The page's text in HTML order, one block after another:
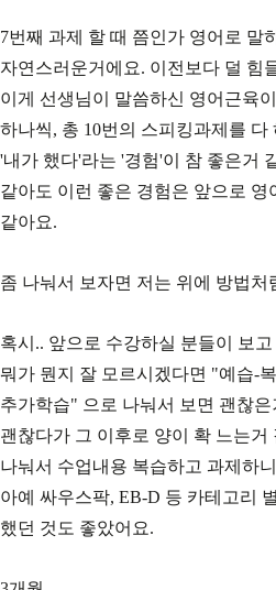
7번째 과제 할 때 쯤인가 영어로 말
자연스러운거에요. 이전보다 덜 힘
이게 선생님이 말씀하신 영어근육
하나씩, 총 10번의 스피킹과제를 다
'내가 했다'라는 '경험'이 참 좋은거
같아도 이런 좋은 경험은 앞으로 영
같아요.
좀 나눠서 보자면 저는 위에 방법처
혹시.. 앞으로 수강하실 분들이 보
뭐가 뭔지 잘 모르시겠다면 "예습-
추가학습" 으로 나눠서 보면 괜찮
괜찮다가 그 이후로 양이 확 느는거
나눠서 수업내용 복습하고 과제하
아예 싸우스팍, EB-D 등 카테고리
했던 것도 좋았어요.